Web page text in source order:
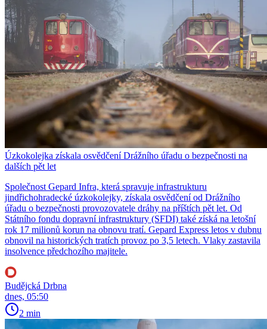
Úzkokolejka získala osvědčení Drážního úřadu o bezpečnosti na
dalších pět let
Společnost Gepard Infra, která spravuje infrastrukturu
jindřichohradecké úzkokolejky, získala osvědčení od Drážního
úřadu o bezpečnosti provozovatele dráhy na příštích pět let. Od
Státního fondu dopravní infrastruktury (SFDI) také získá na letošní
rok 17 milionů korun na obnovu tratí. Gepard Express letos v dubnu
obnovil na historických tratích provoz po 3,5 letech. Vlaky zastavila
insolvence předchozího majitele.
Budějcká Drbna
dnes, 05:50
2 min